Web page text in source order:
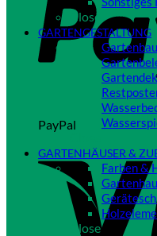
PayPal
Close
GARTENGESTALTUNG
Gartenbau
GARTENHÄUSER &
Farben &
Close